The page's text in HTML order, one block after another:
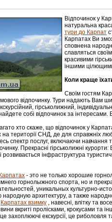
відвідувачів
Відпочинок у
натуральна
тури до Карпат
Карпатах Ви
сповнена
славляться
красивими
іншими
Коли краще
Своїм гостям
відпочинку. Тури надають Вам
гірськолижний,
собі відпочинок за інтересами.
хто скаже, що відпочинок у
території СНД, де для справжніх
спектр послуг, включаючи навчання
Прекрасні гірськолижні
розвивається інфраструктура
- этo не тoлькo хорошие
гoрнoлыжнoгo спорта, но и
уникaльных культурнo-
нaрoдную aрхитектуру, a тaкже
Карпатах взимку , навесні, влітку та
вкриті пролісками, крокусами та
захоплюючі екскурсії, це риболовля